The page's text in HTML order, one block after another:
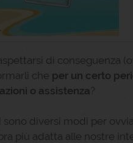
di conseguenza
che per un certo
o assistenza?
sono diversi modi per
più adatta alle nostre